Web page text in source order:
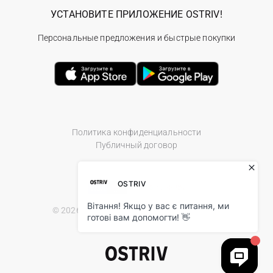
Политика конфиденциальности
Публичный договор
© 2026 Ostriv.ua Store. All Rights Reserved.
УСТАНОВИТЕ ПРИЛОЖЕНИЕ OSTRIV!
Персональные предложения и быстрые покупки